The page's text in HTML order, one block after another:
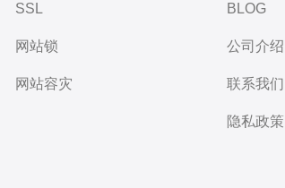
SSL
网站锁
网站容灾
BLOG
公司介绍
联系我们
隐私政策